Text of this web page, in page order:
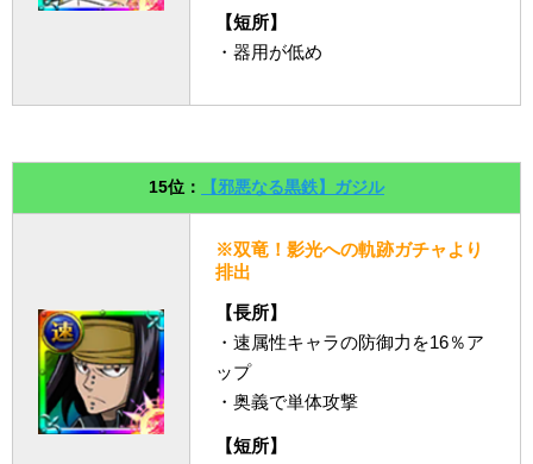
【短所】
・器用が低め
15位： 【邪悪なる黒鉄】ガジル
※双竜！影光への軌跡ガチャより
排出
【長所】
・速属性キャラの防御力を16％ア
ップ
・奥義で単体攻撃
【短所】